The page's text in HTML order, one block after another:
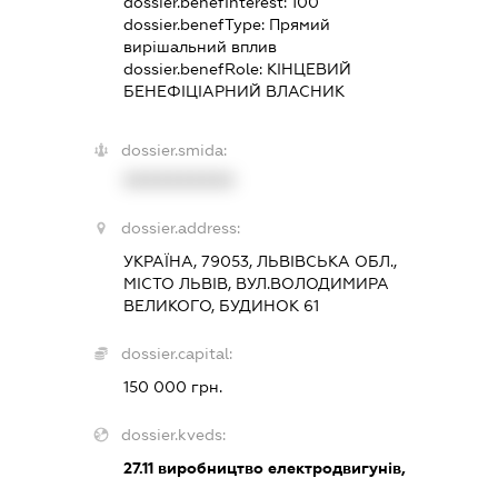
dossier.benefType: Прямий
вирішальний вплив
dossier.benefRole: КІНЦЕВИЙ
БЕНЕФІЦІАРНИЙ ВЛАСНИК
dossier.smida:
dossier.address:
УКРАЇНА, 79053, ЛЬВІВСЬКА ОБЛ.,
МІСТО ЛЬВІВ, ВУЛ.ВОЛОДИМИРА
ВЕЛИКОГО, БУДИНОК 61
dossier.capital:
150 000 грн.
dossier.kveds:
27.11виробництво електродвигунів,